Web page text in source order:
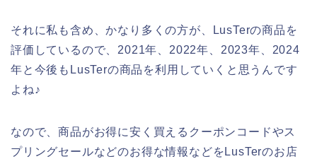
それに私も含め、かなり多くの方が、LusTerの商品を
評価しているので、2021年、2022年、2023年、2024
年と今後もLusTerの商品を利用していくと思うんです
よね♪
なので、商品がお得に安く買えるクーポンコードやス
プリングセールなどのお得な情報などをLusTerのお店